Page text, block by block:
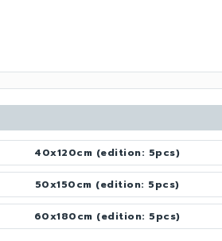
40x120cm (edition: 5pcs)
50x150cm (edition: 5pcs)
60x180cm (edition: 5pcs)